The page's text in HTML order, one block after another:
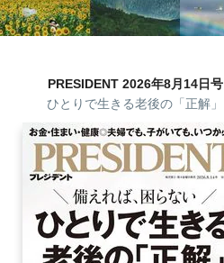
PRESIDENT 2026年8月14日号
ひとりで生きる老後の「正解」